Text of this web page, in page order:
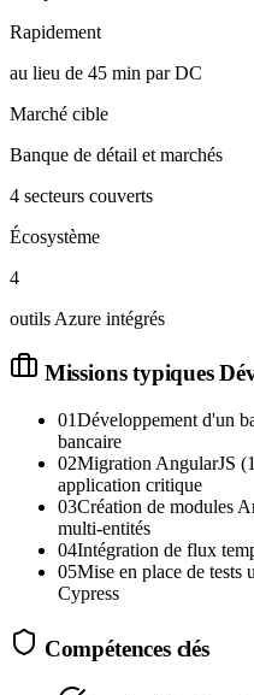
Rapidement
au lieu de 45 min par DC
Marché cible
Banque de détail et marchés
4 secteurs couverts
Écosystème
4
outils Azure intégrés
Missions typiques
01Développement d'un
bancaire
02Migration AngularJS
application critique
03Création de modules
multi-entités
04Intégration de flux
05Mise en place de tests
Cypress
Compétences clés